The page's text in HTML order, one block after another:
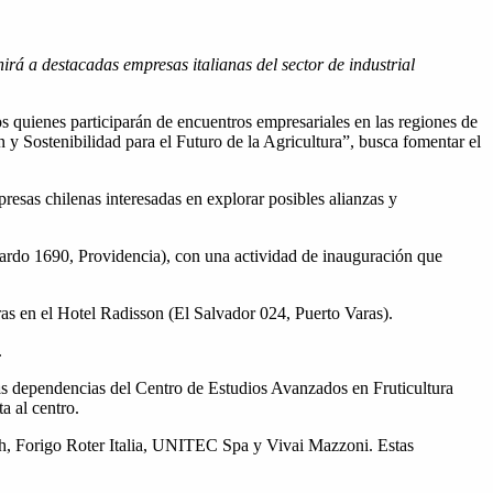
a destacadas empresas italianas del sector de industrial
participarán de encuentros empresariales en las regiones de
Sostenibilidad para el Futuro de la Agricultura”, busca fomentar el
chilenas interesadas en explorar posibles alianzas y
1690, Providencia), con una actividad de inauguración que
en el Hotel Radisson (El Salvador 024, Puerto Varas).
del Centro de Estudios Avanzados en Fruticultura
al centro.
Forigo Roter Italia, UNITEC Spa y Vivai Mazzoni. Estas